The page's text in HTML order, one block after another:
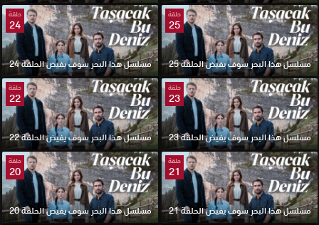
حلقة
25
مسلسل هذا البحر سوف يفيض الحلقة 25
حلقة
24
مسلسل هذا البحر سوف يفيض الحلقة 24
حلقة
23
مسلسل هذا البحر سوف يفيض الحلقة 23
حلقة
22
مسلسل هذا البحر سوف يفيض الحلقة 22
حلقة
21
مسلسل هذا البحر سوف يفيض الحلقة 21
حلقة
20
مسلسل هذا البحر سوف يفيض الحلقة 20